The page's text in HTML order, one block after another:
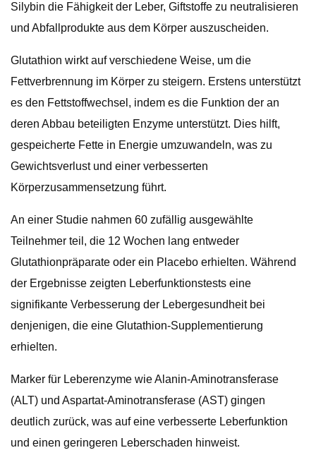
Silybin die Fähigkeit der Leber, Giftstoffe zu neutralisieren
und Abfallprodukte aus dem Körper auszuscheiden.
Glutathion wirkt auf verschiedene Weise, um die
Fettverbrennung im Körper zu steigern. Erstens unterstützt
es den Fettstoffwechsel, indem es die Funktion der an
deren Abbau beteiligten Enzyme unterstützt. Dies hilft,
gespeicherte Fette in Energie umzuwandeln, was zu
Gewichtsverlust und einer verbesserten
Körperzusammensetzung führt.
An einer Studie nahmen 60 zufällig ausgewählte
Teilnehmer teil, die 12 Wochen lang entweder
Glutathionpräparate oder ein Placebo erhielten. Während
der Ergebnisse zeigten Leberfunktionstests eine
signifikante Verbesserung der Lebergesundheit bei
denjenigen, die eine Glutathion-Supplementierung
erhielten.
Marker für Leberenzyme wie Alanin-Aminotransferase
(ALT) und Aspartat-Aminotransferase (AST) gingen
deutlich zurück, was auf eine verbesserte Leberfunktion
und einen geringeren Leberschaden hinweist.